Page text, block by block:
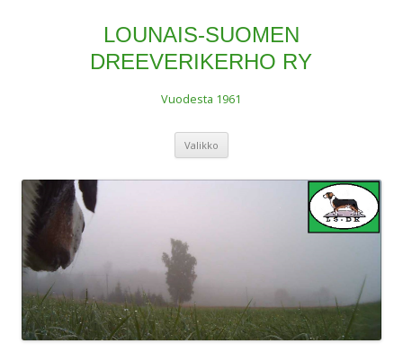
LOUNAIS-SUOMEN
DREEVERIKERHO RY
Vuodesta 1961
Valikko